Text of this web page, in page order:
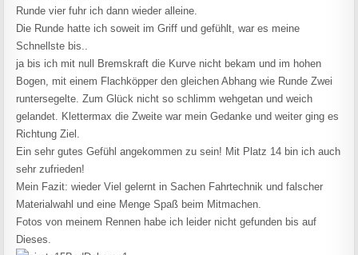
Runde vier fuhr ich dann wieder alleine.
Die Runde hatte ich soweit im Griff und gefühlt, war es meine
Schnellste bis..
ja bis ich mit null Bremskraft die Kurve nicht bekam und im hohen
Bogen, mit einem Flachköpper den gleichen Abhang wie Runde Zwei
runtersegelte. Zum Glück nicht so schlimm wehgetan und weich
gelandet. Klettermax die Zweite war mein Gedanke und weiter ging es
Richtung Ziel.
Ein sehr gutes Gefühl angekommen zu sein! Mit Platz 14 bin ich auch
sehr zufrieden!
Mein Fazit: wieder Viel gelernt in Sachen Fahrtechnik und falscher
Materialwahl und eine Menge Spaß beim Mitmachen.
Fotos von meinem Rennen habe ich leider nicht gefunden bis auf
Dieses.